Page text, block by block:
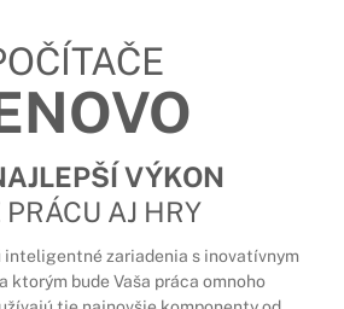
VÝKON
PRÁCU AJ HRY
inteligentné zariadenia s inovatívnym
ktorým bude Vaša práca omnoho